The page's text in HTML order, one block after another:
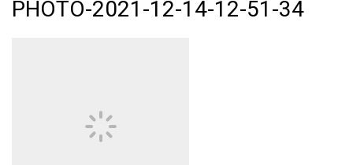
PHOTO-2021-12-14-12-51-34